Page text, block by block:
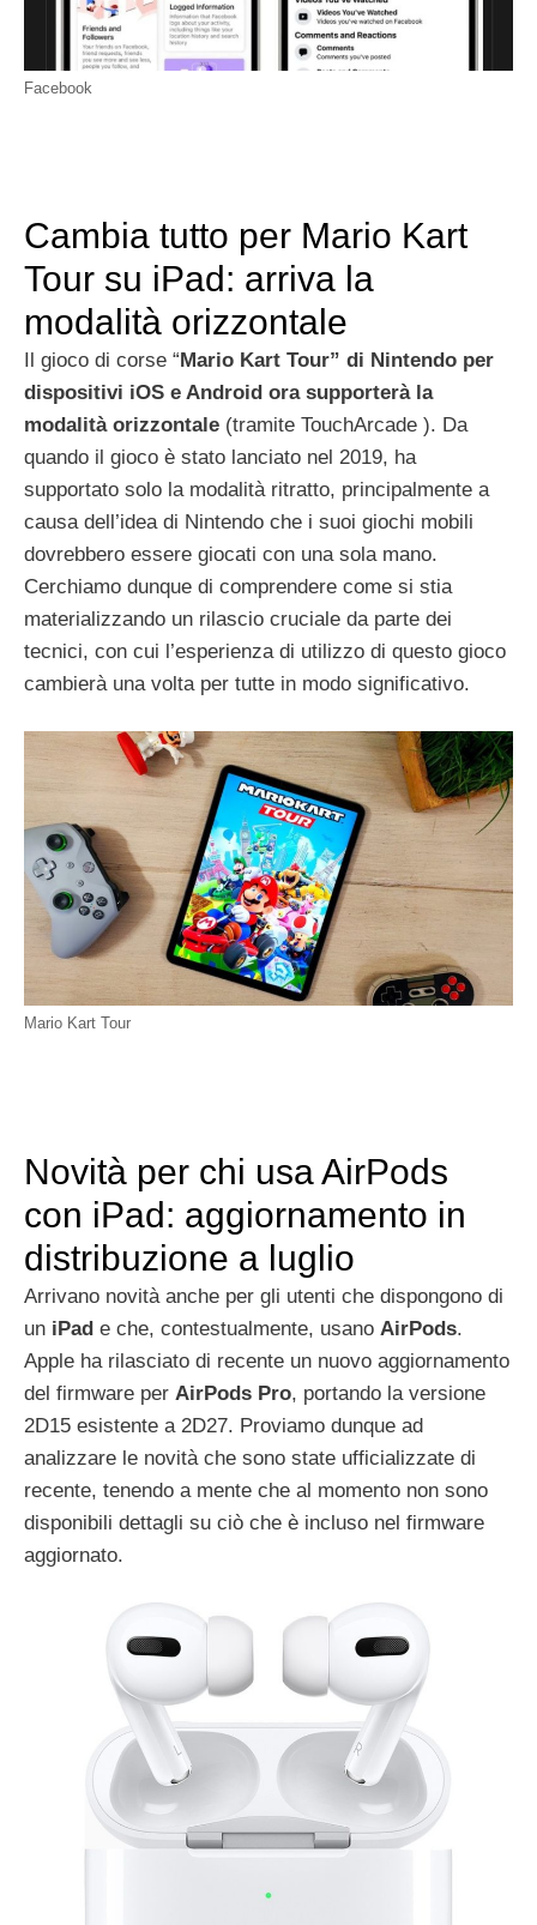
Facebook
Cambia tutto per Mario Kart
Tour su iPad: arriva la
modalità orizzontale
Il gioco di corse “ Mario Kart Tour” di Nintendo per
dispositivi iOS e Android ora supporterà la
modalità orizzontale (tramite TouchArcade ). Da
quando il gioco è stato lanciato nel 2019, ha
supportato solo la modalità ritratto, principalmente a
causa dell’idea di Nintendo che i suoi giochi mobili
dovrebbero essere giocati con una sola mano.
Cerchiamo dunque di comprendere come si stia
materializzando un rilascio cruciale da parte dei
tecnici, con cui l’esperienza di utilizzo di questo gioco
cambierà una volta per tutte in modo significativo.
Mario Kart Tour
Novità per chi usa AirPods
con iPad: aggiornamento in
distribuzione a luglio
Arrivano novità anche per gli utenti che dispongono di
un iPad e che, contestualmente, usano AirPods.
Apple ha rilasciato di recente un nuovo aggiornamento
del firmware per AirPods Pro, portando la versione
2D15 esistente a 2D27. Proviamo dunque ad
analizzare le novità che sono state ufficializzate di
recente, tenendo a mente che al momento non sono
disponibili dettagli su ciò che è incluso nel firmware
aggiornato.